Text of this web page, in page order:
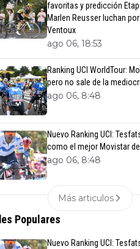
favoritas y predicción
Marlen Reusser luchan
Ventoux
ago 06, 18:53
Ranking UCI WorldTour:
pero no sale de la
ago 06, 8:48
Nuevo Ranking UCI:
como el mejor Movistar
ago 06, 8:48
Más articulos
Populares
Nuevo Ranking UCI: